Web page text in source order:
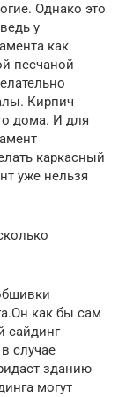
Однако это
у
как
песчаной
Кирпич
дома. И для
каркасный
уже нельзя
как бы сам
сайдинг
случае
зданию
могут